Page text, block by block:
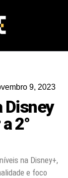
9, 2023
Disney
2°
na Disney+,
e foco